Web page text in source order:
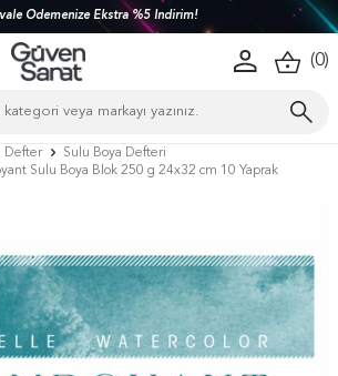
Ödemenize Ekstra %5 İndirim!
(0)
Defter
Sulu Boya Defteri
Sulu Boya Blok 250 g 24x32 cm 10 Yaprak